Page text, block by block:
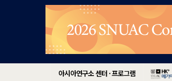
아시아연구소 센터 · 프로그램